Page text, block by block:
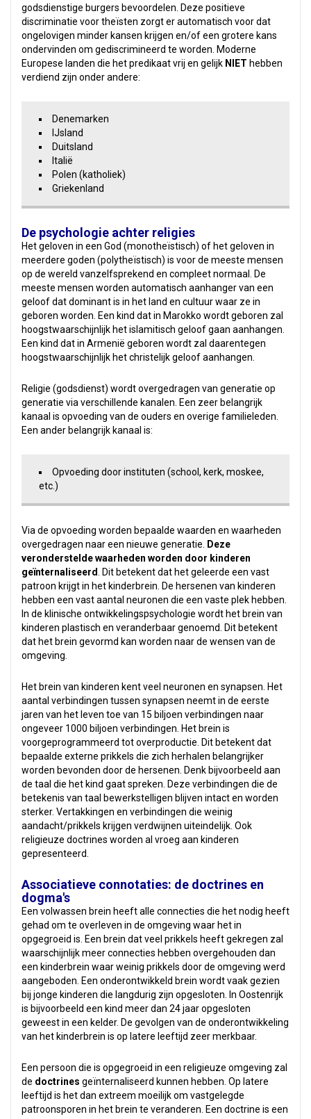
godsdienstige burgers bevoordelen. Deze positieve
discriminatie voor theïsten zorgt er automatisch voor dat
ongelovigen minder kansen krijgen en/of een grotere kans
ondervinden om gediscrimineerd te worden. Moderne
Europese landen die het predikaat vrij en gelijk NIET hebben
verdiend zijn onder andere:
Denemarken
IJsland
Duitsland
Italië
Polen (katholiek)
Griekenland
De psychologie achter religies
Het geloven in een God (monotheïstisch) of het geloven in
meerdere goden (polytheïstisch) is voor de meeste mensen
op de wereld vanzelfsprekend en compleet normaal. De
meeste mensen worden automatisch aanhanger van een
geloof dat dominant is in het land en cultuur waar ze in
geboren worden. Een kind dat in Marokko wordt geboren zal
hoogstwaarschijnlijk het islamitisch geloof gaan aanhangen.
Een kind dat in Armenië geboren wordt zal daarentegen
hoogstwaarschijnlijk het christelijk geloof aanhangen.
Religie (godsdienst) wordt overgedragen van generatie op
generatie via verschillende kanalen. Een zeer belangrijk
kanaal is opvoeding van de ouders en overige familieleden.
Een ander belangrijk kanaal is:
Opvoeding door instituten (school, kerk, moskee,
etc.)
Via de opvoeding worden bepaalde waarden en waarheden
overgedragen naar een nieuwe generatie.
Deze
veronderstelde waarheden worden door kinderen
geïnternaliseerd
. Dit betekent dat het geleerde een vast
patroon krijgt in het kinderbrein. De hersenen van kinderen
hebben een vast aantal neuronen die een vaste plek hebben.
In de klinische ontwikkelingspsychologie wordt het brein van
kinderen plastisch en veranderbaar genoemd. Dit betekent
dat het brein gevormd kan worden naar de wensen van de
omgeving.
Het brein van kinderen kent veel neuronen en synapsen. Het
aantal verbindingen tussen synapsen neemt in de eerste
jaren van het leven toe van 15 biljoen verbindingen naar
ongeveer 1000 biljoen verbindingen. Het brein is
voorgeprogrammeerd tot overproductie. Dit betekent dat
bepaalde externe prikkels die zich herhalen belangrijker
worden bevonden door de hersenen. Denk bijvoorbeeld aan
de taal die het kind gaat spreken. Deze verbindingen die de
betekenis van taal bewerkstelligen blijven intact en worden
sterker. Vertakkingen en verbindingen die weinig
aandacht/prikkels krijgen verdwijnen uiteindelijk. Ook
religieuze doctrines worden al vroeg aan kinderen
gepresenteerd.
Associatieve connotaties: de doctrines en
dogma's
Een volwassen brein heeft alle connecties die het nodig heeft
gehad om te overleven in de omgeving waar het in
opgegroeid is. Een brein dat veel prikkels heeft gekregen zal
waarschijnlijk meer connecties hebben overgehouden dan
een kinderbrein waar weinig prikkels door de omgeving werd
aangeboden. Een onderontwikkeld brein wordt vaak gezien
bij jonge kinderen die langdurig zijn opgesloten. In Oostenrijk
is bijvoorbeeld een kind meer dan 24 jaar opgesloten
geweest in een kelder. De gevolgen van de onderontwikkeling
van het kinderbrein is op latere leeftijd zeer merkbaar.
Een persoon die is opgegroeid in een religieuze omgeving zal
de doctrines geïnternaliseerd kunnen hebben. Op latere
leeftijd is het dan extreem moeilijk om vastgelegde
patroonsporen in het brein te veranderen. Een doctrine is een